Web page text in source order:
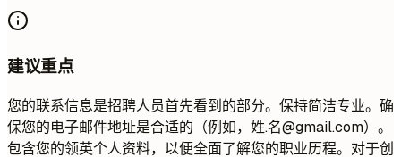
建议重点
您的联系信息是招聘人员首先看到的部分。保持简洁专业。确
保您的电子邮件地址是合适的（例如，姓.名@gmail.com）。
包含您的领英个人资料，以便全面了解您的职业历程。对于创